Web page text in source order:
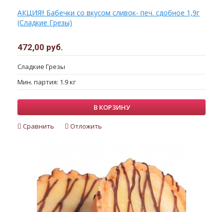
АКЦИЯ!! Бабечки со вкусом сливок- печ. сдобное 1,9г
(Сладкие Грезы)
472,00 руб.
Сладкие Грезы
Мин. партия: 1.9 кг
В КОРЗИНУ
Сравнить Отложить